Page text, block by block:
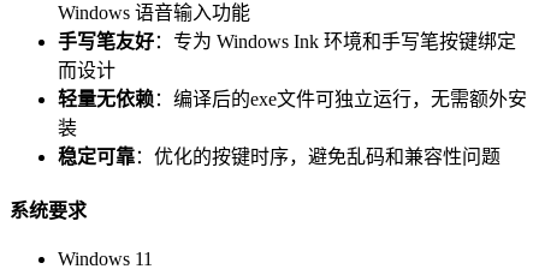
Windows 语音输入功能
手写笔友好：专为 Windows Ink 环境和手写笔按键绑定
而设计
轻量无依赖：编译后的exe文件可独立运行，无需额外安
装
稳定可靠：优化的按键时序，避免乱码和兼容性问题
系统要求
Windows 11